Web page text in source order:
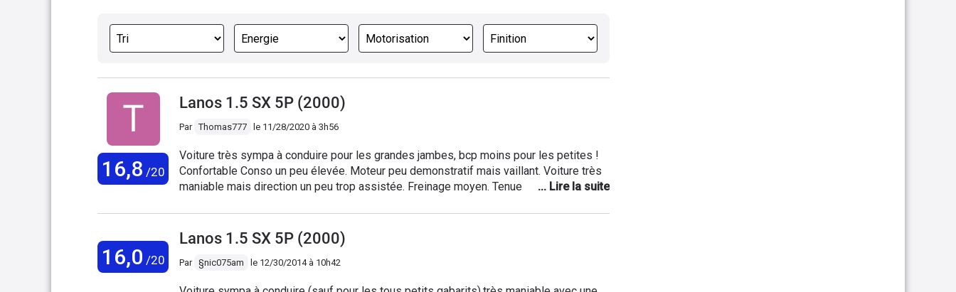
16,8 /20
Lanos 1.5 SX 5P (2000)
Par Thomas777 le 11/28/2020 à 3h56
Voiture très sympa à conduire pour les grandes jambes, bcp moins pour les petites !
Confortable Conso un peu élevée. Moteur peu demonstratif mais vaillant. Voiture très
maniable mais direction un peu trop assistée. Freinage moyen. Tenue de route
----------------__--------__----------------------___----_------------
16,0 /20
Lanos 1.5 SX 5P (2000)
Par §nic075am le 12/30/2014 à 10h42